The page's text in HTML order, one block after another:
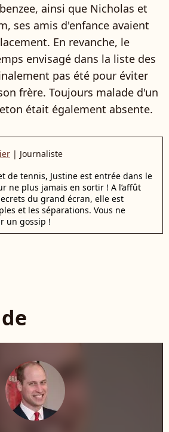
ainsi que Nicholas et
ses amis d'enfance avaient
En revanche, le
envisagé dans la liste des
pas été pour éviter
frère. Toujours malade d'un
était également absente.
| Journaliste
de tennis, Justine est entrée dans le
ne plus jamais en sortir ! A l’affût
du grand écran, elle est
et les séparations. Vous ne
un gossip !